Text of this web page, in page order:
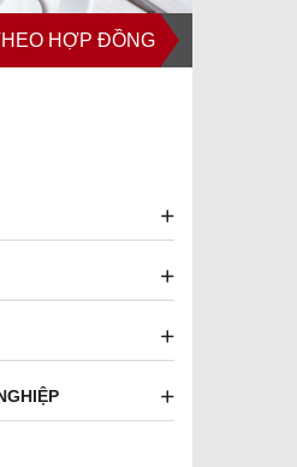
HỢP ĐỒNG